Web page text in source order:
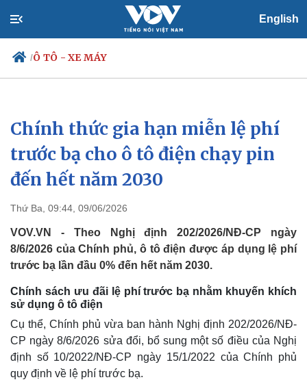
English
/Ô TÔ - XE MÁY
Chính trị
Đảng
Tổ chức nhân sự
Quốc hội
Xã hội
Tin 24h
Dự báo thời tiết
Chính thức gia hạn miễn lệ phí
trước bạ cho ô tô điện chạy pin
đến hết năm 2030
Thứ Ba, 09:44, 09/06/2026
VOV.VN - Theo Nghị định 202/2026/NĐ-CР ngày
8/6/2026 của Chính phủ, ô tô điện được áp dụng lệ phí
trước bạ lần đầu 0% đến hết năm 2030.
Chính sách ưu đãi lệ phí trước bạ nhằm khuyến khích
sử dụng ô tô điện
Cụ thể, Chính phủ vừa ban hành Nghị định 202/2026/NĐ-
CР ngày 8/6/2026 sửa đổi, bổ sung một số điều của Nghị
định số 10/2022/NĐ-CP ngày 15/1/2022 của Chính phủ
quy định về lệ phí trước bạ.